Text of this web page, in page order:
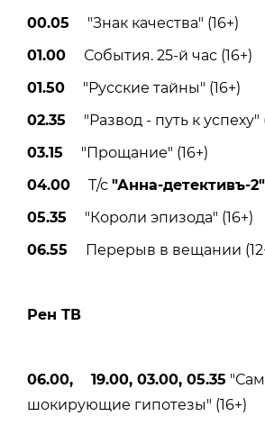
00.05 "Знак качества" (16+)
01.00 События. 25-й час (16+)
01.50 "Русские тайны" (16+)
02.35 "Развод - путь к успеху"
03.15 "Прощание" (16+)
04.00 Т/с "Анна-детективъ-2"
05.35 "Короли эпизода" (16+)
06.55 Перерыв в вещании
Рен ТВ
06.00, 19.00, 03.00, 05.35
шокирующие гипотезы" (16+)